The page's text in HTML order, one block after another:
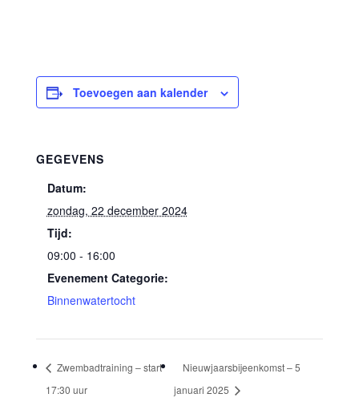
Toevoegen aan kalender
GEGEVENS
Datum:
zondag, 22 december 2024
Tijd:
09:00 - 16:00
Evenement Categorie:
Binnenwatertocht
Zwembadtraining – start
17:30 uur
Nieuwjaarsbijeenkomst – 5
januari 2025